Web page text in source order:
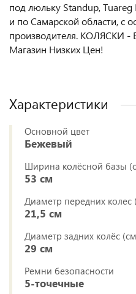
под люльку Standup, Tuareg
и по Самарской области, с
производителя. КОЛЯСКИ
Магазин Низких Цен!
Характеристики
Основной цвет
Бежевый
Ширина колёсной базы
53 см
Диаметр передних колес
21,5 см
Диаметр задних колёс
29 см
Ремни безопасности
5-точечные